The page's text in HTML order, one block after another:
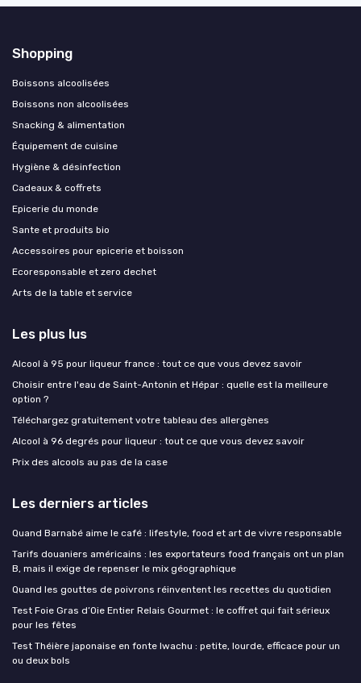
Shopping
Boissons alcoolisées
Boissons non alcoolisées
Snacking & alimentation
Équipement de cuisine
Hygiène & désinfection
Cadeaux & coffrets
Epicerie du monde
Sante et produits bio
Accessoires pour epicerie et boisson
Ecoresponsable et zero dechet
Arts de la table et service
Les plus lus
Alcool à 95 pour liqueur france : tout ce que vous devez savoir
Choisir entre l'eau de Saint-Antonin et Hépar : quelle est la meilleure
option ?
Téléchargez gratuitement votre tableau des allergènes
Alcool à 96 degrés pour liqueur : tout ce que vous devez savoir
Prix des alcools au pas de la case
Les derniers articles
Quand Barnabé aime le café : lifestyle, food et art de vivre responsable
Tarifs douaniers américains : les exportateurs food français ont un plan
B, mais il exige de repenser le mix géographique
Quand les gouttes de poivrons réinventent les recettes du quotidien
Test Foie Gras d’Oie Entier Relais Gourmet : le coffret qui fait sérieux
pour les fêtes
Test Théière japonaise en fonte Iwachu : petite, lourde, efficace pour un
ou deux bols